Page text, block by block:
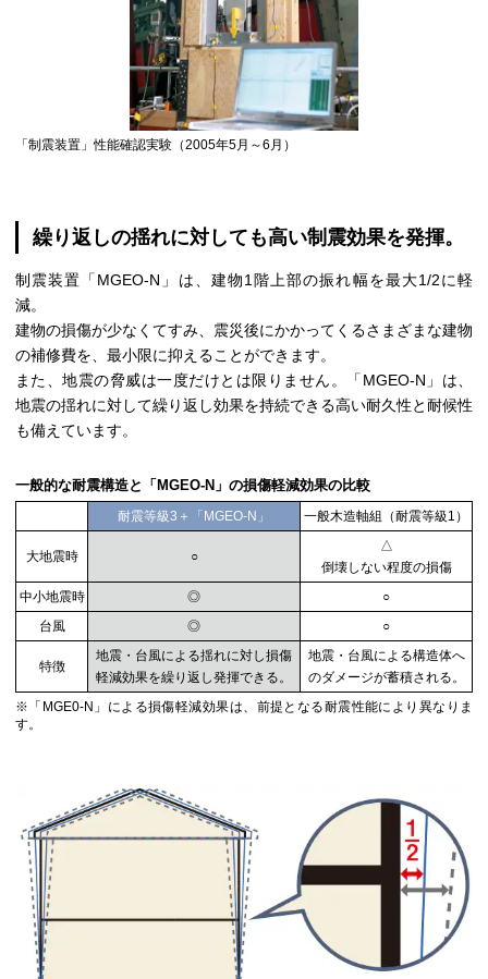
「制震装置」性能確認実験（2005年5月～6月）
繰り返しの揺れに対しても高い制震効果を発揮。
制震装置「MGEO-N」は、建物1階上部の振れ幅を最大1/2に軽
減。
建物の損傷が少なくてすみ、震災後にかかってくるさまざまな建物
の補修費を、最小限に抑えることができます。
また、地震の脅威は一度だけとは限りません。「MGEO-N」は、
地震の揺れに対して繰り返し効果を持続できる高い耐久性と耐候性
も備えています。
一般的な耐震構造と「MGEO-N」の損傷軽減効果の比較
耐震等級3＋「MGEO-N」 一般木造軸組（耐震等級1）
大地震時 ○
△
倒壊しない程度の損傷
中小地震時
◎
○
台風
◎ ○
特徴
地震・台風による揺れに対し損傷
軽減効果を繰り返し発揮できる。
地震・台風による構造体へ
のダメージが蓄積される。
※「MGE0-N」による損傷軽減効果は、前提となる耐震性能により異なりま
す。